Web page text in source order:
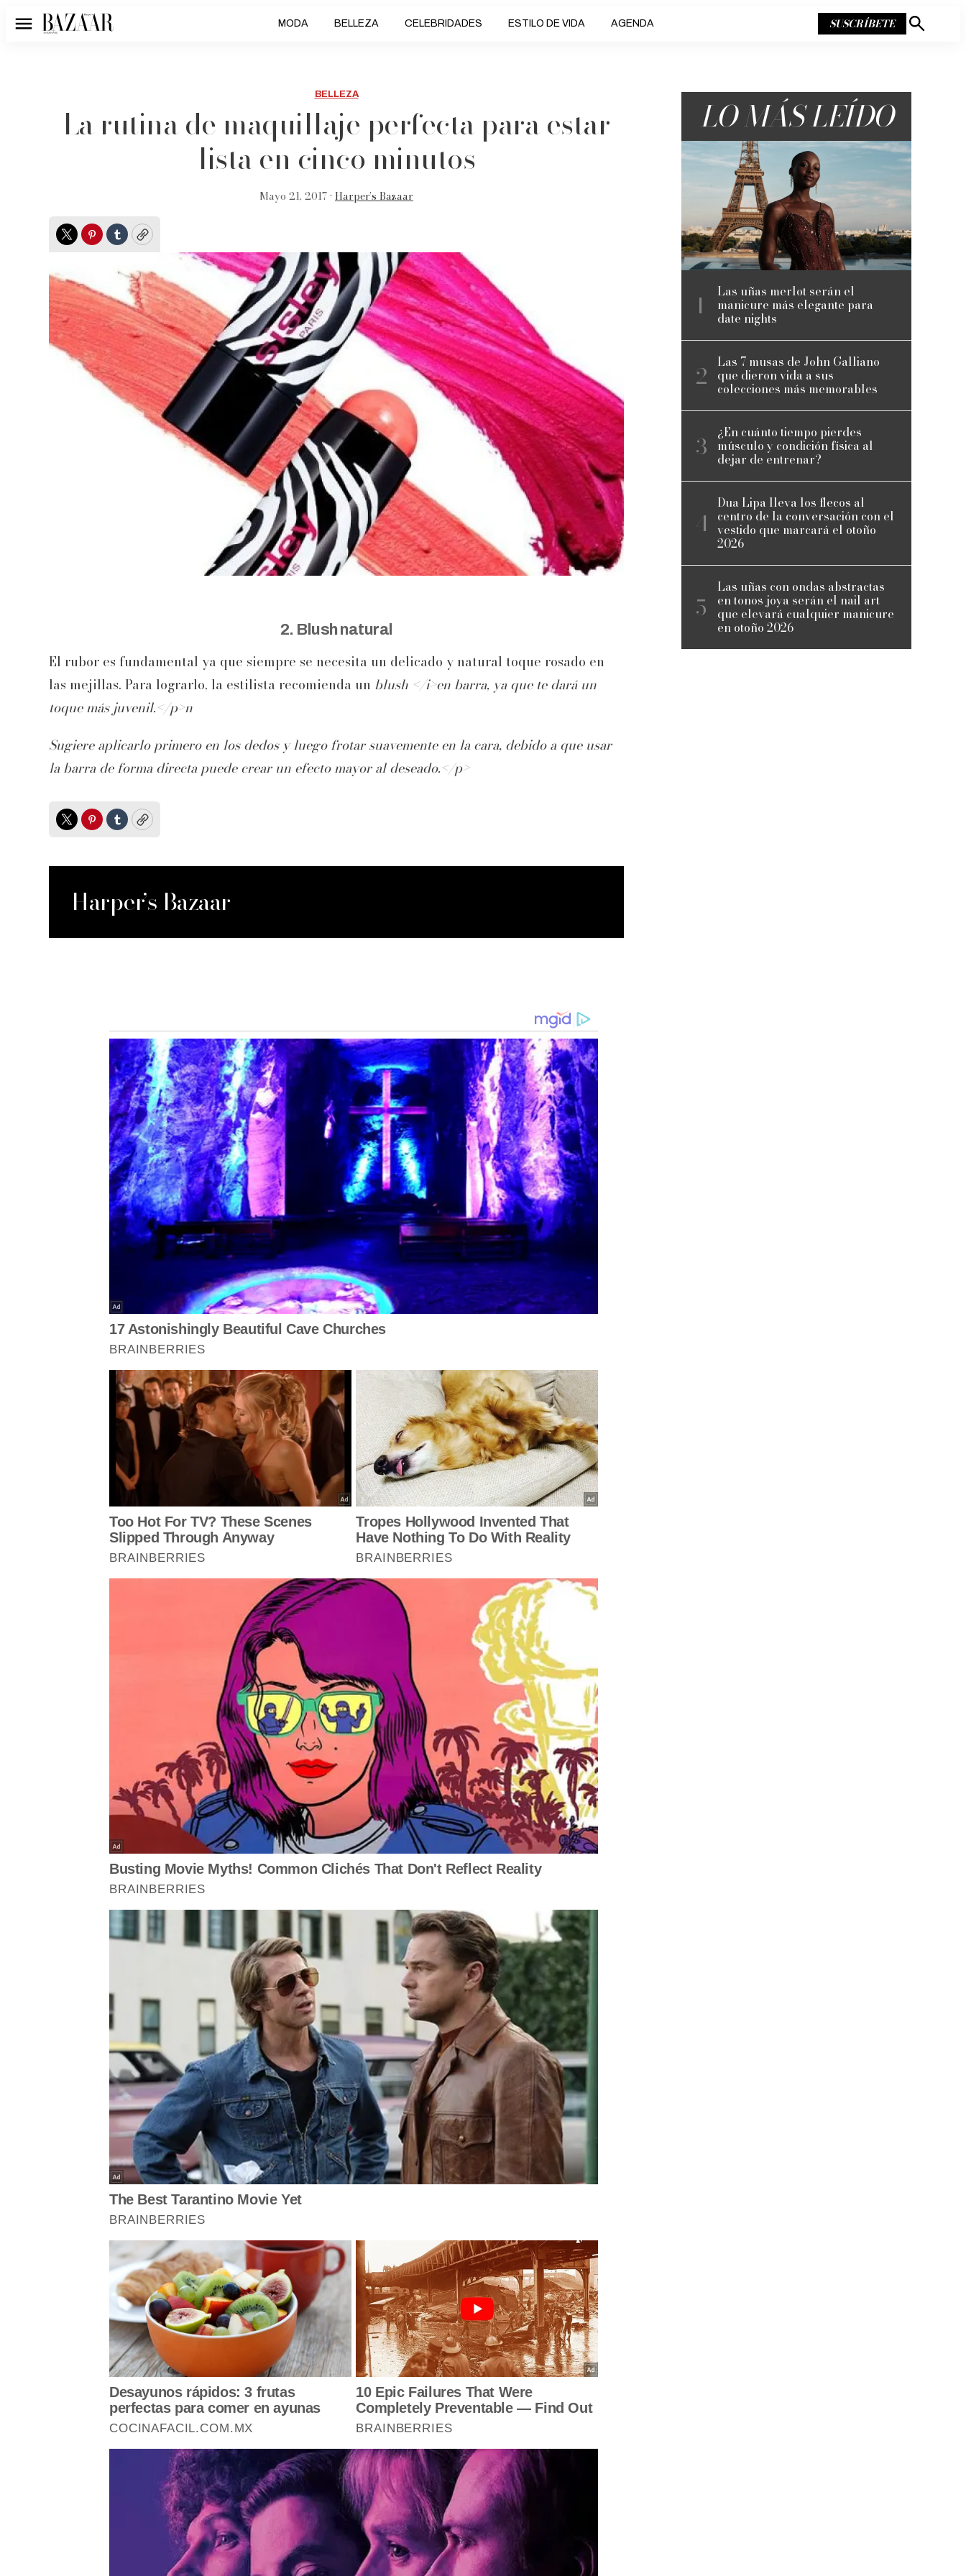
Menú MODA BELLEZA CELEBRIDADES ESTILO DE VIDA AGENDA SUSCRÍBETE
Mostrar
BELLEZA
La rutina de maquillaje perfecta para estar
lista en cinco minutos
Mayo 21, 2017 • Harper’s Bazaar
TwitterPinterest
TumblrCopy
2. Blush natural
El rubor es fundamental ya que siempre se necesita un delicado y natural toque rosado en
las mejillas. Para lograrlo, la estilista recomienda un blush </i>en barra, ya que te dará un
toque más juvenil.</p>n
Sugiere aplicarlo primero en los dedos y luego frotar suavemente en la cara, debido a que usar
la barra de forma directa puede crear un efecto mayor al deseado.</p>
TwitterPinterest
TumblrCopy
Harper’s Bazaar
LO MÁS LEÍDO
Las uñas merlot serán el
manicure más elegante para
date nights
Las 7 musas de John Galliano
que dieron vida a sus
colecciones más memorables
¿En cuánto tiempo pierdes
músculo y condición física al
dejar de entrenar?
Dua Lipa lleva los flecos al
centro de la conversación con el
vestido que marcará el otoño
2026
Las uñas con ondas abstractas
en tonos joya serán el nail art
que elevará cualquier manicure
en otoño 2026